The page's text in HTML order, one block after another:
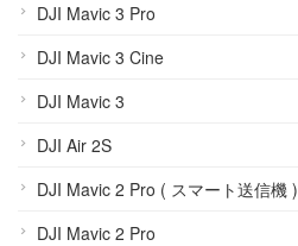
DJI Mavic 3 Pro
DJI Mavic 3 Cine
DJI Mavic 3
DJI Air 2S
DJI Mavic 2 Pro ( スマート送信機 )
DJI Mavic 2 Pro